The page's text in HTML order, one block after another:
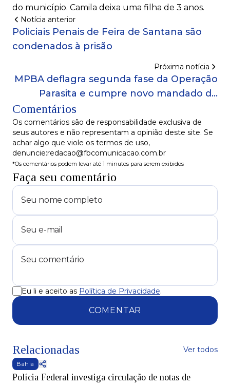
do município. Camila deixa uma filha de 3 anos.
Notícia anterior
Policiais Penais de Feira de Santana são
condenados à prisão
Próxima notícia
MPBA deflagra segunda fase da Operação
Parasita e cumpre novo mandado de
Comentários
Os comentários são de responsabilidade exclusiva de
seus autores e não representam a opinião deste site. Se
achar algo que viole os termos de uso,
denuncie:redacao@fbcomunicacao.com.br
*Os comentários podem levar até 1 minutos para serem exibidos
Faça seu comentário
Eu li e aceito as Política de Privacidade.
COMENTAR
Relacionadas Ver todos
Bahia
Polícia Federal investiga circulação de notas de